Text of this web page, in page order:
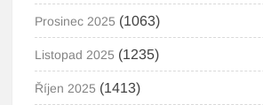
Prosinec 2025 (1063)
Listopad 2025 (1235)
Říjen 2025 (1413)